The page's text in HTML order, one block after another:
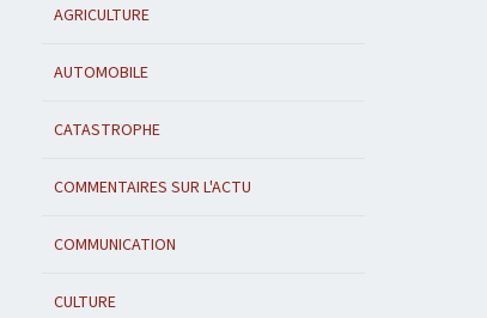
AGRICULTURE
AUTOMOBILE
CATASTROPHE
COMMENTAIRES SUR L'ACTU
COMMUNICATION
CULTURE